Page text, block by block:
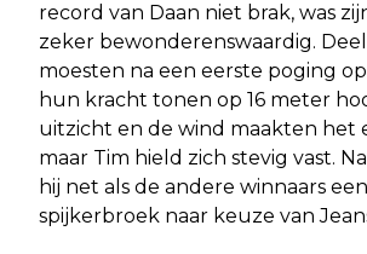
record van Daan niet brak, was
zeker bewonderenswaardig.
moesten na een eerste poging
hun kracht tonen op 16 meter
uitzicht en de wind maakten het
maar Tim hield zich stevig vast.
hij net als de andere winnaars
spijkerbroek naar keuze van